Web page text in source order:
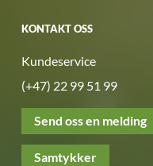
KONTAKT OSS
Kundeservice
(+47) 22 99 51 99
Send oss en melding
Samtykker